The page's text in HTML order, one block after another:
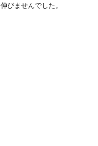
びませんでした。